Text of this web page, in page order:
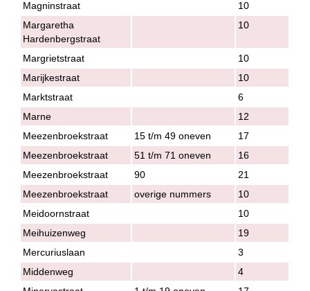
Magninstraat
10
Margaretha
Hardenbergstraat
10
Margrietstraat
10
Marijkestraat
10
Marktstraat
6
Marne
12
Meezenbroekstraat
15 t/m 49 oneven
17
Meezenbroekstraat
51 t/m 71 oneven
16
Meezenbroekstraat
90
21
Meezenbroekstraat
overige nummers
10
Meidoornstraat
10
Meihuizenweg
19
Mercuriuslaan
3
Middenweg
4